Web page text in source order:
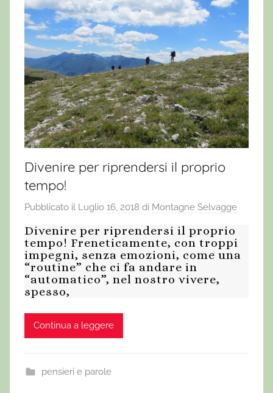
Divenire per riprendersi il proprio
tempo!
Pubblicato il Luglio 16, 2018 di Montagne Selvagge
Divenire per riprendersi il proprio
tempo! Freneticamente, con troppi
impegni, senza emozioni, come una
“routine” che ci fa andare in
“automatico”, nel nostro vivere,
spesso,
Continua a leggere
pensieri e parole